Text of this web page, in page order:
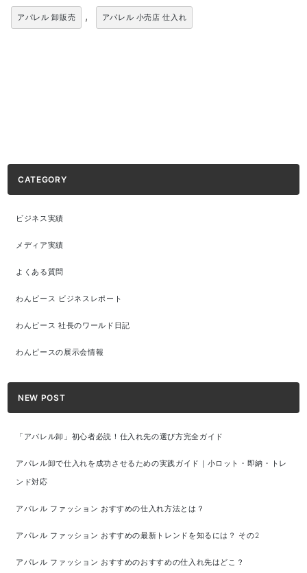
アパレル 卸販売 , アパレル 小売店 仕入れ
CATEGORY
ビジネス実績
メディア実績
よくある質問
わんピース ビジネスレポート
わんピース 社長のワールド日記
わんピースの展示会情報
NEW POST
「アパレル卸」初心者必読！仕入れ先の選び方完全ガイド
アパレル卸で仕入れを成功させるための実践ガイド｜小ロット・即納・トレ
ンド対応
アパレル ファッション おすすめの仕入れ方法とは？
アパレル ファッション おすすめの最新トレンドを知るには？ その2
アパレル ファッション おすすめのおすすめの仕入れ先はどこ？